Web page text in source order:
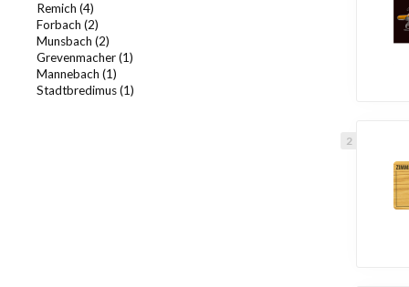
Remich (4)
Forbach (2)
Munsbach (2)
Grevenmacher (1)
Mannebach (1)
Stadtbredimus (1)